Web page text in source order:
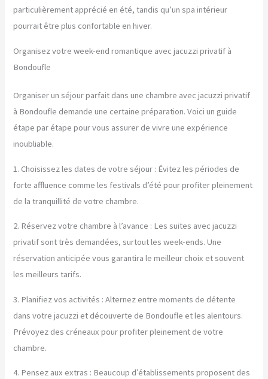
particulièrement apprécié en été, tandis qu’un spa intérieur
pourrait être plus confortable en hiver.
Organisez votre week-end romantique avec jacuzzi privatif à
Bondoufle
Organiser un séjour parfait dans une chambre avec jacuzzi privatif
à Bondoufle demande une certaine préparation. Voici un guide
étape par étape pour vous assurer de vivre une expérience
inoubliable.
1. Choisissez les dates de votre séjour : Évitez les périodes de
forte affluence comme les festivals d’été pour profiter pleinement
de la tranquillité de votre chambre.
2. Réservez votre chambre à l’avance : Les suites avec jacuzzi
privatif sont très demandées, surtout les week-ends. Une
réservation anticipée vous garantira le meilleur choix et souvent
les meilleurs tarifs.
3. Planifiez vos activités : Alternez entre moments de détente
dans votre jacuzzi et découverte de Bondoufle et les alentours.
Prévoyez des créneaux pour profiter pleinement de votre
chambre.
4. Pensez aux extras : Beaucoup d’établissements proposent des